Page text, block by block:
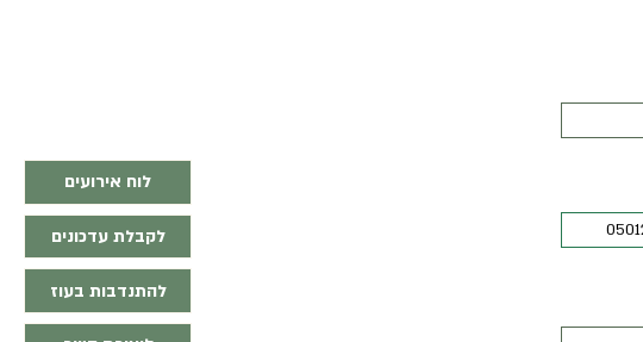
לוח אירועים
לקבלת עדכונים
להתנדבות בעוז